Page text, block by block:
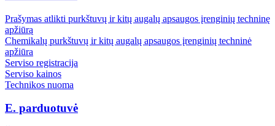
Prašymas atlikti purkštuvų ir kitų augalų apsaugos įrenginių techninę
apžiūrą
Chemikalų purkštuvų ir kitų augalų apsaugos įrenginių techninė
apžiūra
Serviso registracija
Serviso kainos
Technikos nuoma
E. parduotuvė